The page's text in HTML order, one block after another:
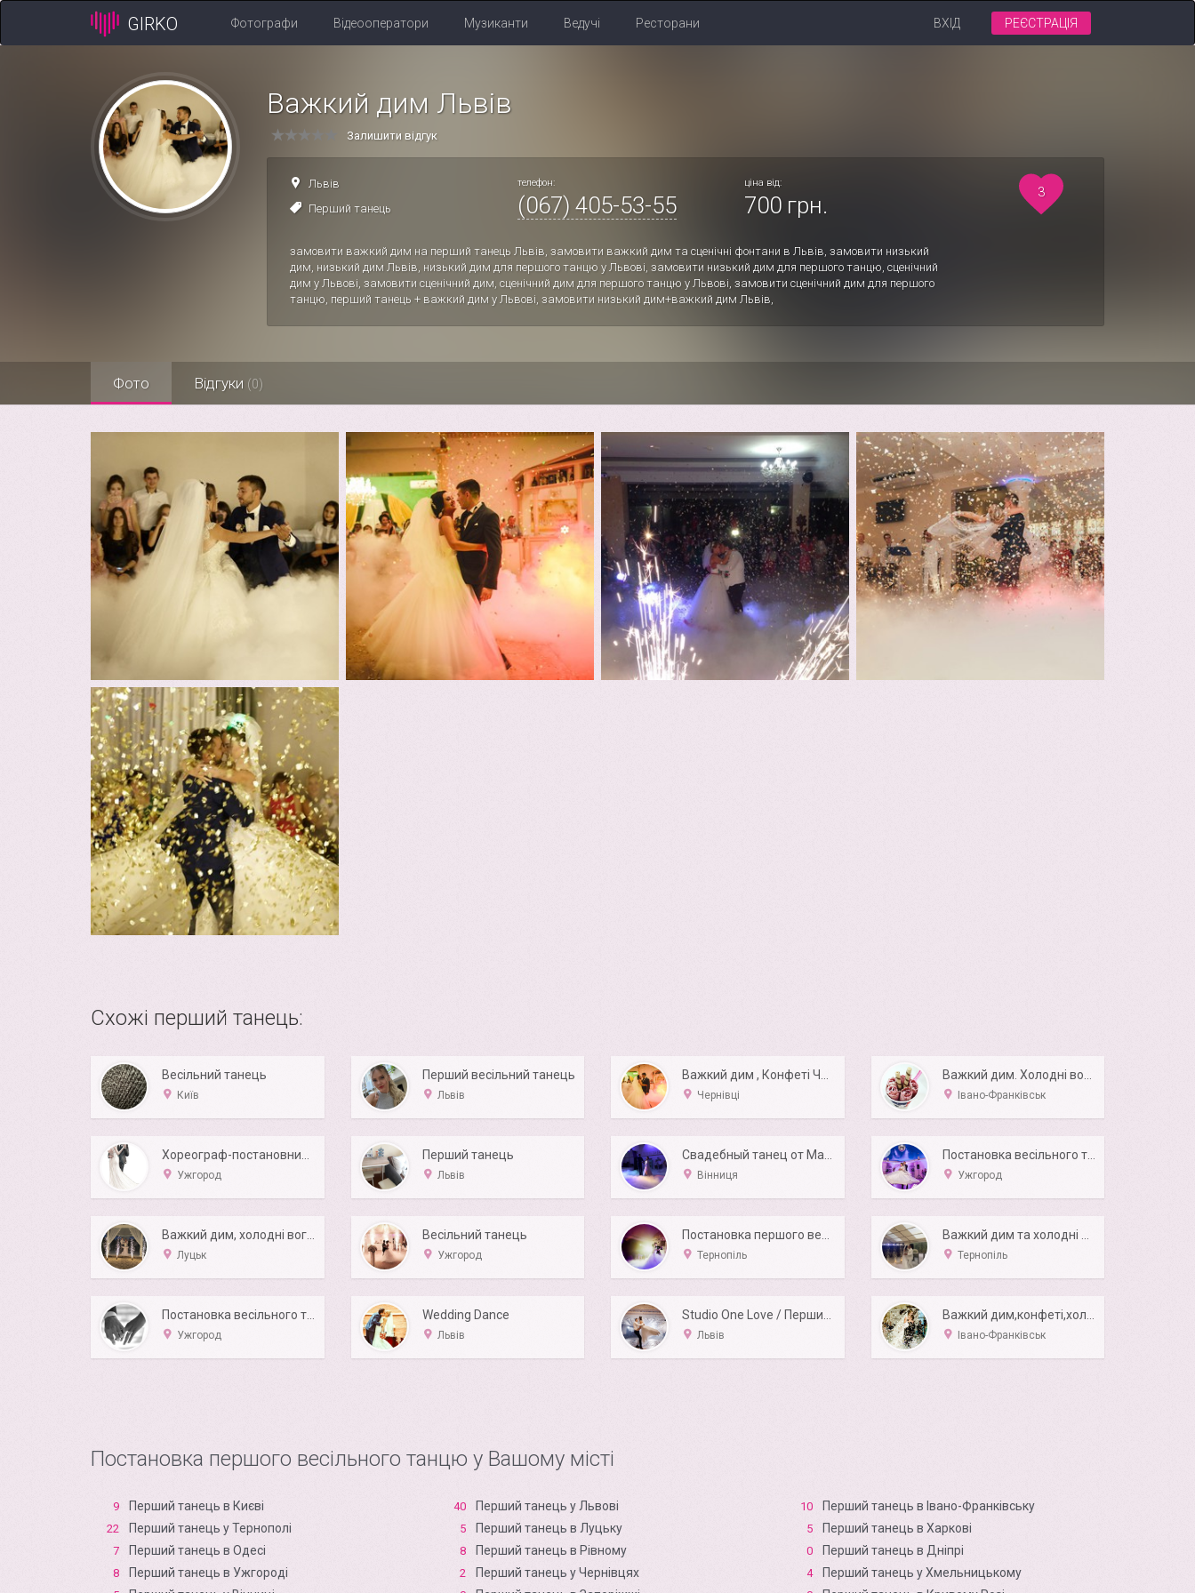
GIRKO Фотографи Відеооператори Музиканти Ведучі Ресторани ВХІД РЕЄСТРАЦІЯ
Важкий дим Львів
Залишити відгук
Львів
Перший танець
телефон:
(067) 405-53-55
ціна від:
700 грн.
замовити важкий дим на перший танець Львів, замовити важкий дим та сценічні фонтани в Львів, замовити низький
дим, низький дим Львів, низький дим для першого танцю у Львові, замовити низький дим для першого танцю, сценічний
дим у Львові, замовити сценічний дим, сценічний дим для першого танцю у Львові, замовити сценічний дим для першого
танцю, перший танець + важкий дим у Львові, замовити низький дим+важкий дим Львів,
3
Фото Відгуки (0)
Схожі перший танець:
Весільний танець
Київ
Перший весільний танець
Львів Чернівці Івано-Франківськ
Ужгород
Перший танець
Львів Вінниця
Постановка весільного танцю від Швайгер Беати
Ужгород
Луцьк
Весільний танець
Ужгород Тернопіль Тернопіль
Ужгород
Wedding Dance
Львів Львів Івано-Франківськ
Постановка першого весільного танцю у Вашому місті
9 Перший танець в Києві 40 Перший танець у Львові 10 Перший танець в Івано-Франківську
22 Перший танець у Тернополі 5 Перший танець в Луцьку 5 Перший танець в Харкові
7 Перший танець в Одесі 8 Перший танець в Рівному 0 Перший танець в Дніпрі
8 Перший танець в Ужгороді 2 Перший танець у Чернівцях 4 Перший танець у Хмельницькому